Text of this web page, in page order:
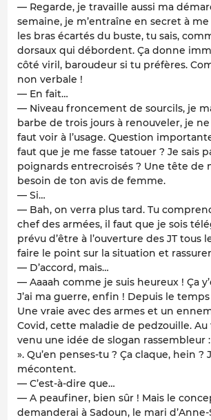
— Regarde, je travaille aussi ma
semaine, je m’entraîne en secret à
les bras écartés du buste, tu sais,
dorsaux qui débordent. Ça donne
côté viril, baroudeur si tu préfères.
non verbale !
— En fait…
— Niveau froncement de sourcils, je
barbe de trois jours à renouveler, je ne
faut voir à l’usage. Question
faut que je me fasse tatouer ? Je sais
poignards entrecroisés ? Une tête de
besoin de ton avis de femme.
— Si…
— Bah, on verra plus tard. Tu
chef des armées, il faut que je sois
prévu d’être à l’ouverture des JT tous
faire le point sur la situation et
— D’accord, mais…
— Aaaah comme je suis heureux ! Ça
J’ai ma guerre, enfin ! Depuis le temps
Une vraie avec des armes et un
Covid, cette maladie de pedzouille. Au
venu une idée de slogan rassembleur :
». Qu’en penses-tu ? Ça claque, hein ?
mécontent.
— C’est-à-dire que…
— A peaufiner, bien sûr ! Mais le
demanderai à Sadoun, le mari